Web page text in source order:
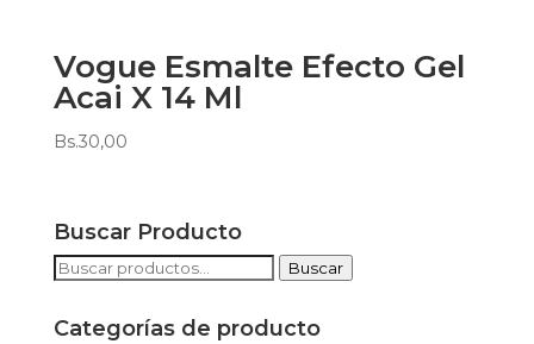
Vogue Esmalte Efecto Gel
Acai X 14 Ml
Bs.30,00
Buscar Producto
Buscar
Buscar
Categorías de producto